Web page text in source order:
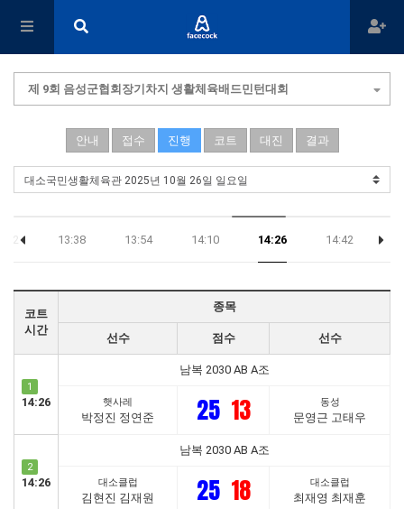
제 9회 음성군협회장기차지 생활체육배드민턴대회
안내 접수 진행 코트 대진 결과
13:38 13:54 14:10 14:26 14:42
코트
시간
종목
선수 점수 선수
1
14:26
남복 2030 AB A조
햇사레
박정진 정연준 25 13 동성
문영근 고태우
2
14:26
남복 2030 AB A조
대소클럽
김현진 김재원 25 18 대소클럽
최재영 최재훈